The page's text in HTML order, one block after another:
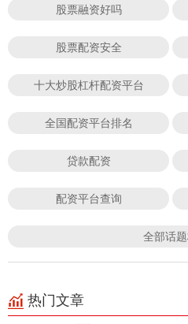
股票融资好吗
股票配资安全
十大炒股杠杆配资平台
全国配资平台排名
贷款配资
配资平台查询
全部话
热门文章